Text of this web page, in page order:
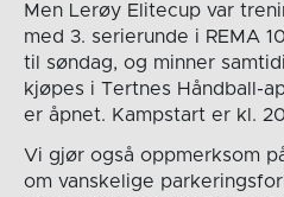
Men Lerøy Elitecup var
med 3. serierunde i REMA
til søndag, og minner
kjøpes i Tertnes Håndball-
er åpnet. Kampstart er kl.
Vi gjør også oppmerksom
om vanskelige